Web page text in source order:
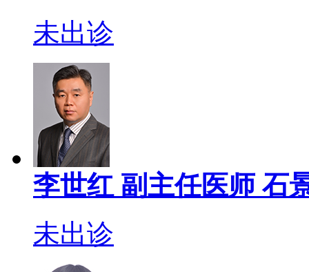
未出诊
李世红 副主任医师 石
未出诊